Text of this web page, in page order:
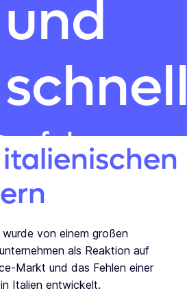
und
schnell
auf dem
italienischen
Markt
von einem großen
als Reaktion auf
Markt und das Fehlen einer
Italien entwickelt.